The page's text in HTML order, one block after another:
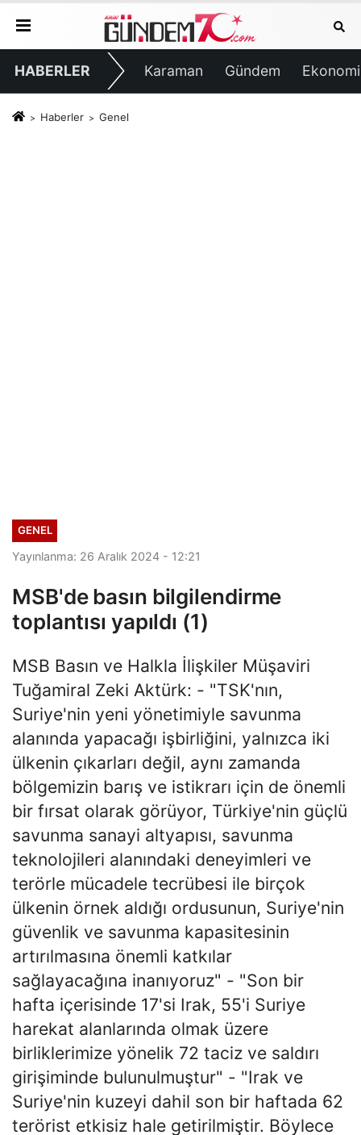
HABERLER Karaman Gündem Ekonomi
Haberler Genel
GENEL
Yayınlanma: 26 Aralık 2024 - 12:21
MSB'de basın bilgilendirme
toplantısı yapıldı (1)
MSB Basın ve Halkla İlişkiler Müşaviri
Tuğamiral Zeki Aktürk: - "TSK'nın,
Suriye'nin yeni yönetimiyle savunma
alanında yapacağı işbirliğini, yalnızca iki
ülkenin çıkarları değil, aynı zamanda
bölgemizin barış ve istikrarı için de önemli
bir fırsat olarak görüyor, Türkiye'nin güçlü
savunma sanayi altyapısı, savunma
teknolojileri alanındaki deneyimleri ve
terörle mücadele tecrübesi ile birçok
ülkenin örnek aldığı ordusunun, Suriye'nin
güvenlik ve savunma kapasitesinin
artırılmasına önemli katkılar
sağlayacağına inanıyoruz" - "Son bir
hafta içerisinde 17'si Irak, 55'i Suriye
harekat alanlarında olmak üzere
birliklerimize yönelik 72 taciz ve saldırı
girişiminde bulunulmuştur" - "Irak ve
Suriye'nin kuzeyi dahil son bir haftada 62
terörist etkisiz hale getirilmiştir. Böylece